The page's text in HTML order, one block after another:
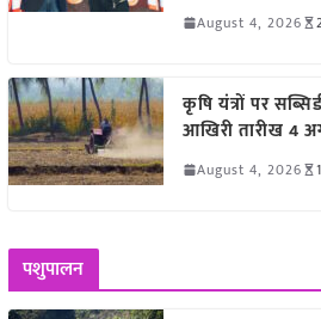
August 4, 2026
कृषि यंत्रों पर
आखिरी तारीख 4
August 4, 2026
पशुपालन